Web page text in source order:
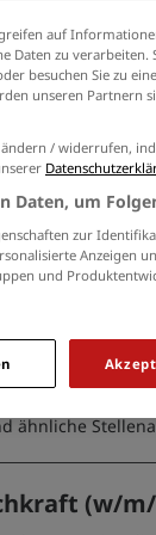
in die
und
(m/
Breitkreuz
ähnliche
(w/
auf
Daten zu
besuchen Sie zu
unseren Partnern
/ widerrufen,
Daten, um
zur
Anzeigen
und